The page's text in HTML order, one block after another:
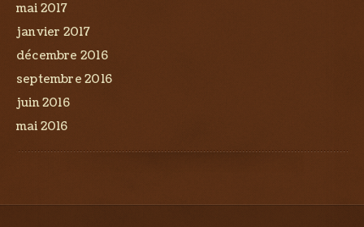
mai 2017
janvier 2017
décembre 2016
septembre 2016
juin 2016
mai 2016